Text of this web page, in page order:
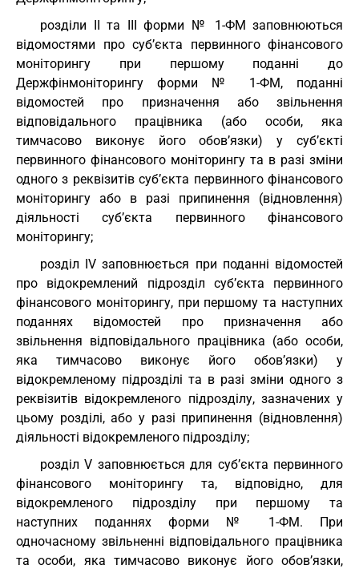
роздiли II та III форми № 1-ФМ заповнюються
відомостями про суб’єкта первинного фінансового
моніторингу при першому поданні до
Держфінмоніторингу форми № 1-ФМ, поданні
відомостей про призначення або звільнення
відповідального працівника (або особи, яка
тимчасово виконує його обов’язки) у суб’єкті
первинного фінансового моніторингу та в разі зміни
одного з реквізитів суб’єкта первинного фінансового
моніторингу або в разі припинення (відновлення)
діяльності суб’єкта первинного фінансового
моніторингу;
роздiл IV заповнюється при поданні відомостей
про відокремлений підрозділ суб’єкта первинного
фінансового моніторингу, при першому та наступних
поданнях відомостей про призначення або
звільнення відповідального працівника (або особи,
яка тимчасово виконує його обов’язки) у
відокремленому підрозділі та в разі зміни одного з
реквізитів відокремленого підрозділу, зазначених у
цьому розділі, або у разі припинення (відновлення)
діяльності відокремленого підрозділу;
роздiл V заповнюється для суб’єкта первинного
фінансового моніторингу та, відповідно, для
відокремленого підрозділу при першому та
наступних поданнях форми № 1-ФМ. При
одночасному звільненні відповідального працівника
та особи, яка тимчасово виконує його обов’язки,